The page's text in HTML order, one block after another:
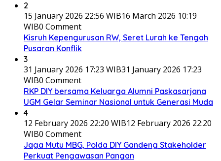
2
15 January 2026 22:56 WIB16 March 2026 10:19
WIB0 Comment
Kisruh Kepengurusan RW, Seret Lurah ke Tengah
Pusaran Konflik
3
31 January 2026 17:23 WIB31 January 2026 17:23
WIB0 Comment
RKP DIY bersama Keluarga Alumni Paskasarjana
UGM Gelar Seminar Nasional untuk Generasi Muda
4
12 February 2026 22:20 WIB12 February 2026 22:20
WIB0 Comment
Jaga Mutu MBG, Polda DIY Gandeng Stakeholder
Perkuat Pengawasan Pangan